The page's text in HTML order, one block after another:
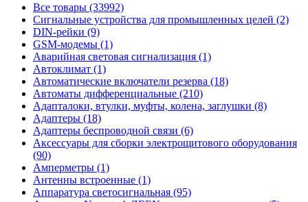
Все товары (33992)
Cигнальные устройства для промышленных целей (2)
DIN-рейки (9)
GSM-модемы (1)
Аварийная световая сигнализация (1)
Автоклимат (1)
Автоматические включатели резерва (18)
Автоматы дифференциальные (210)
Адапталоки, втулки, муфты, колена, заглушки (8)
Адаптеры (18)
Адаптеры беспроводной связи (6)
Аксессуары для сборки электрощитового оборудования
(90)
Амперметры (1)
Антенны встроенные (1)
Аппаратура светосигнальная (95)